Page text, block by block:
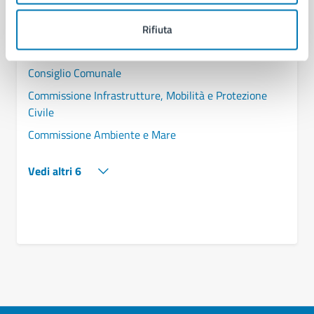
Rifiuta
Amministrazione
Giunta Comunale
Consiglio Comunale
Commissione Infrastrutture, Mobilità e Protezione
Civile
Commissione Ambiente e Mare
Vedi altri 6